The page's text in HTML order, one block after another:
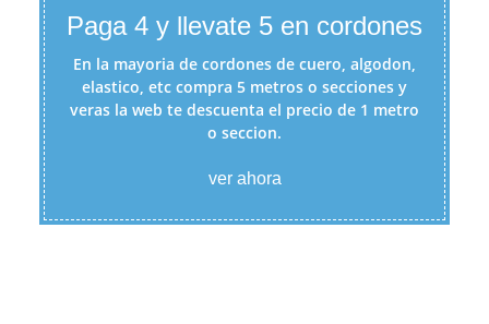
Paga 4 y llevate 5 en cordones
En la mayoria de cordones de cuero, algodon,
elastico, etc compra 5 metros o secciones y
veras la web te descuenta el precio de 1 metro
o seccion.
ver ahora